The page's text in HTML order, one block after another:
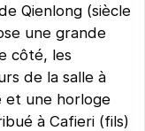
Qienlong (siècle
une grande
côté, les
de la salle à
et une horloge
à Cafieri (fils)